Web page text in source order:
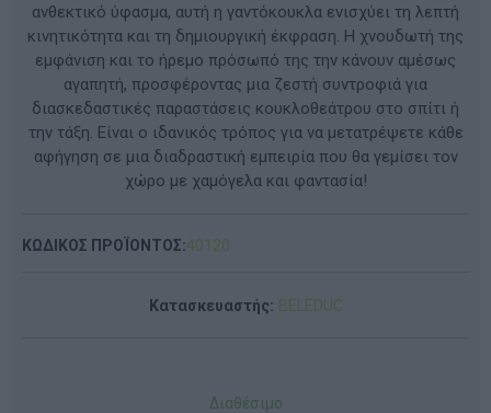
ανθεκτικό ύφασμα, αυτή η γαντόκουκλα ενισχύει τη λεπτή
κινητικότητα και τη δημιουργική έκφραση. Η χνουδωτή της
εμφάνιση και το ήρεμο πρόσωπό της την κάνουν αμέσως
αγαπητή, προσφέροντας μια ζεστή συντροφιά για
διασκεδαστικές παραστάσεις κουκλοθεάτρου στο σπίτι ή
την τάξη. Είναι ο ιδανικός τρόπος για να μετατρέψετε κάθε
αφήγηση σε μια διαδραστική εμπειρία που θα γεμίσει τον
χώρο με χαμόγελα και φαντασία!
ΚΩΔΙΚΟΣ ΠΡΟΪΟΝΤΟΣ:40120
Κατασκευαστής: BELEDUC
Διαθέσιμο